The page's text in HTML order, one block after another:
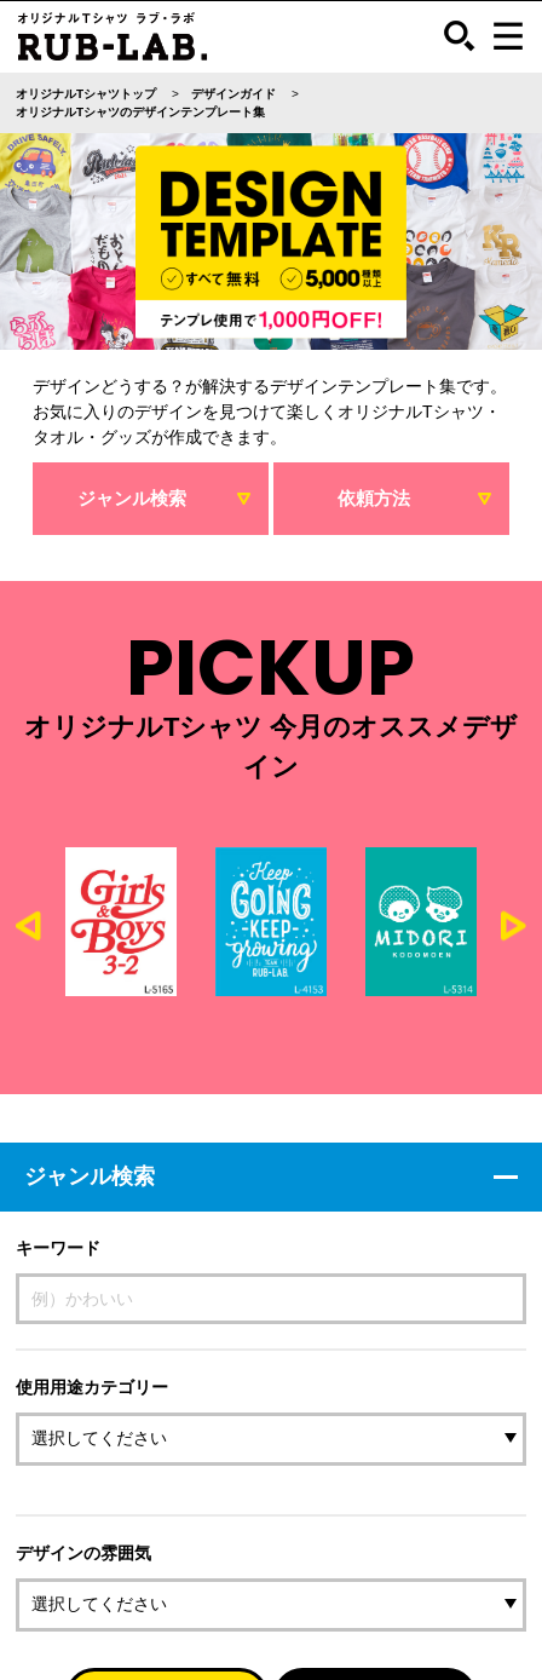
オリジナルTシャツトップ
デザインガイド
オリジナルTシャツのデザインテンプレート集
デザインどうする？が解決するデザインテンプレート集です。
お気に入りのデザインを見つけて楽しくオリジナルTシャツ・
タオル・グッズが作成できます。
ジャンル検索 依頼方法
PICKUP
オリジナルTシャツ 今月のオススメデザ
イン
ジャンル検索
キーワード
使用用途カテゴリー
デザインの雰囲気